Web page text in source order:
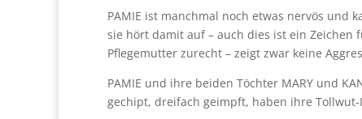
PAMIE ist manchmal noch etwas nervös und
sie hört damit auf – auch dies ist ein Zeichen
Pflegemutter zurecht – zeigt zwar keine
PAMIE und ihre beiden Töchter MARY und
gechipt, dreifach geimpft, haben ihre